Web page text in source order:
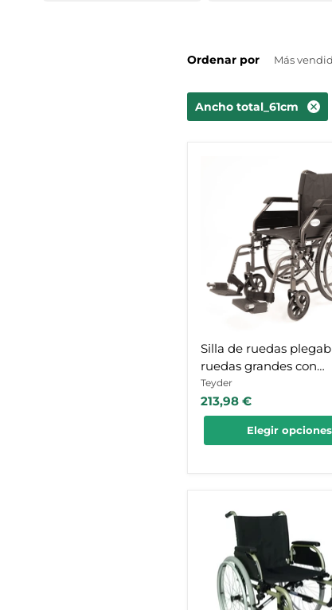
Ordenar por
Ancho total_61cm
grandes
extracción
rápida
Silla de ruedas
ruedas grandes con
extracción rápida
Teyder
213,98 €
Elegir opciones
ruedas
asiento
regulable
altura